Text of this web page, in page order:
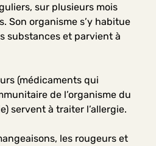
sur plusieurs mois
Son organisme s’y habitue
substances et parvient à
(médicaments qui
de l’organisme du
servent à traiter l’allergie.
les rougeurs et